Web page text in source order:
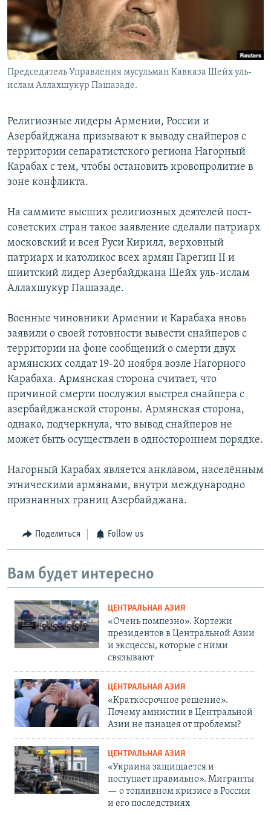
Председатель Управления мусульман Кавказа Шейх уль-
ислам Аллахшукур Пашазаде.
Религиозные лидеры Армении, России и
Азербайджана призывают к выводу снайперов с
территории сепаратистского региона Нагорный
Карабах с тем, чтобы остановить кровопролитие в
зоне конфликта.
На саммите высших религиозных деятелей пост-
советских стран такое заявление сделали патриарх
московский и всея Руси Кирилл, верховный
патриарх и католикос всех армян Гарегин II и
шиитский лидер Азербайджана Шейх уль-ислам
Аллахшукур Пашазаде.
Военные чиновники Армении и Карабаха вновь
заявили о своей готовности вывести снайперов с
территории на фоне сообщений о смерти двух
армянских солдат 19-20 ноября возле Нагорного
Карабаха. Армянская сторона считает, что
причиной смерти послужил выстрел снайпера с
азербайджанской стороны. Армянская сторона,
однако, подчеркнула, что вывод снайперов не
может быть осуществлен в одностороннем порядке.
Нагорный Карабах является анклавом, населённым
этническими армянами, внутри международно
признанных границ Азербайджана.
Поделиться Follow us
Вам будет интересно
ЦЕНТРАЛЬНАЯ АЗИЯ
«Очень помпезно». Кортежи
президентов в Центральной Азии
и эксцессы, которые с ними
связывают
ЦЕНТРАЛЬНАЯ АЗИЯ
«Краткосрочное решение».
Почему амнистии в Центральной
Азии не панацея от проблемы?
ЦЕНТРАЛЬНАЯ АЗИЯ
«Украина защищается и
поступает правильно». Мигранты
— о топливном кризисе в России
и его последствиях